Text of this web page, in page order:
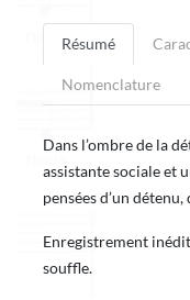
Résumé
Nomenclature
Dans l’ombre de la
assistante sociale et
pensées d’un
Enregistrement
souffle.